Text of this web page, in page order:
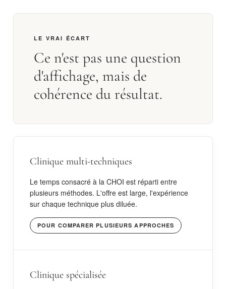
LE VRAI ÉCART
Ce n'est pas une question
d'affichage, mais de
cohérence du résultat.
Clinique multi-techniques
Le temps consacré à la CHOI est réparti entre
plusieurs méthodes. L'offre est large, l'expérience
sur chaque technique plus diluée.
POUR COMPARER PLUSIEURS APPROCHES
Clinique spécialisée